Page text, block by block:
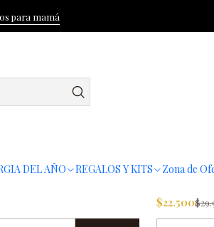
DEL AÑO REGALOS Y KITS Zona de
para mamá
ESENCIALES BASK
MEZCLA
$22.500